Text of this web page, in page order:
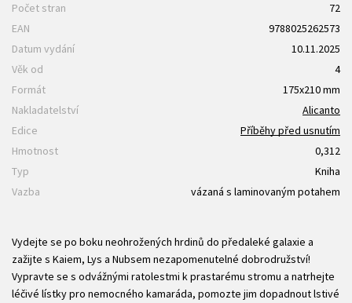
Počet stran
72
EAN
9788025262573
Datum vydání
10.11.2025
Věk od
4
Formát
175x210 mm
Nakladatelství
Alicanto
Edice
Příběhy před usnutím
Hmotnost
0,312
Typ
Kniha
Vazba
vázaná s laminovaným potahem
Vydejte se po boku neohrožených hrdinů do předaleké galaxie a
zažijte s Kaiem, Lys a Nubsem nezapomenutelné dobrodružství!
Vypravte se s odvážnými ratolestmi k prastarému stromu a natrhejte
léčivé lístky pro nemocného kamaráda, pomozte jim dopadnout lstivé